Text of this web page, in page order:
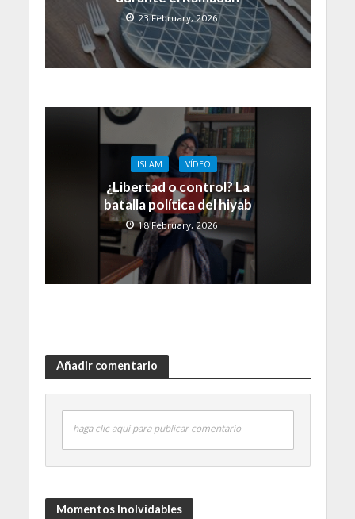
23 February, 2026
ISLAM VÍDEO
¿Libertad o control? La
batalla política del hiyab
18 February, 2026
Añadir comentario
haga clic aquí para publicar comentario
Momentos Inolvidables